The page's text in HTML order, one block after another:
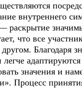
внутреннего
раскрытие
что все
Благодаря
легче
значения и
Процесс